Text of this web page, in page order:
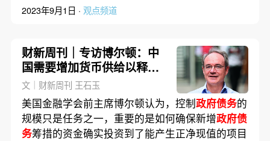
2023年9月1日 · 观点频道
财新周刊｜专访博尔顿：中
国需要增加货币供给以释放
财政空间
文｜财新周刊 王石玉
美国金融学会前主席博尔顿认为，控制政府债务的
规模只是任务之一，重要的是如何确保新增政府债
务筹措的资金确实投资到了能产生正净现值的项目